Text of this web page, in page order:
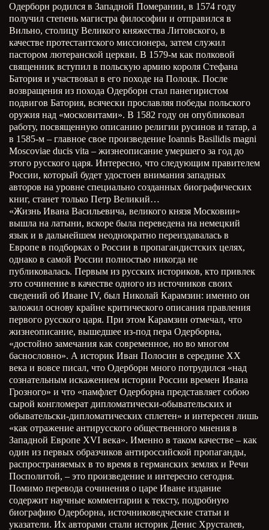
Одерборн родился в Западной Померании, в 1574 году
получил степень магистра философии и отправился в
Вильно, столицу Великого княжества Литовского, в
качестве протестантского миссионера, затем служил
пастором лютеранской церкви. В 1579-м как полковой
священник вступил в польскую армию короля Стефана
Батория и участвовал в его походе на Полоцк. После
возвращения из похода Одерборн стал панегиристом
подвигов Батория, всячески прославляя победы польского
оружия над «московитами». В 1582 году он опубликовал
работу, посвященную описанию религии русинов и татар, а
в 1585-м – главное свое произведение Ioannis Basilidis magni
Moscoviae ducis vita – жизнеописание умершего за год до
этого русского царя. Интересно, что следующим правителем
России, который будет удостоен внимания западных
авторов на уровне специально созданных биографических
книг, станет только Петр Великий…
«Жизнь Ивана Васильевича, великого князя Московии»
вышла на латыни, вскоре была переведена на немецкий
язык и в дальнейшем неоднократно переиздавалась в
Европе в подборках о России в пропагандистских целях,
однако в самой России полностью никогда не
публиковалась. Первым из русских историков, кто привлек
это сочинение в качестве одного из источников своих
сведений об Иване IV, был Николай Карамзин: именно он
заложил основу крайне критического описания правления
первого русского царя. При этом Карамзин отмечал, что
жизнеописание, вышедшее из-под пера Одерборна,
«достойно замечания как современное, но во многом
баснословно». А историк Иван Полосин в середине ХХ
века и вовсе писал, что Одерборн много потрудился «над
сознательным искажением истории России времен Ивана
Грозного» и что «памфлет Одерборна представляет собою
сырой конгломерат дипломатически-обывательских и
обывательски-дипломатических сплетен» и интересен лишь
«как отражение антирусского общественного мнения в
Западной Европе XVI века». Именно в таком качестве – как
один из первых образчиков антироссийской пропаганды,
распространяемых в то время в германских землях и Речи
Посполитой, – это произведение и интересно сегодня.
Помимо перевода сочинения о царе Иване издание
содержит научные комментарии к тексту, подробную
биографию Одерборна, источниковедческие статьи и
указатели. Их авторами стали историк Денис Хрусталев,